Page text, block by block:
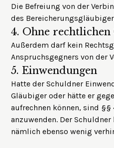
Die Befreiung von der
des
4. Ohne rechtlichen
Außerdem darf kein
Anspruchsgegners von der
5. Einwendungen
Hatte der Schuldner
Gläubiger oder hätte er
aufrechnen können, sind §§
anzuwenden. Der
nämlich ebenso wenig